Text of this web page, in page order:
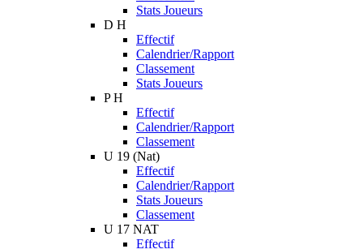
Stats Joueurs
D H
Effectif
Calendrier/Rapport
Classement
Stats Joueurs
P H
Effectif
Calendrier/Rapport
Classement
U 19 (Nat)
Effectif
Calendrier/Rapport
Stats Joueurs
Classement
U 17 NAT
Effectif